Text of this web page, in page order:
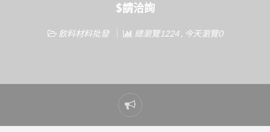
$請洽詢
飲料材料批發 總瀏覽1224 , 今天瀏覽0
Report
problem